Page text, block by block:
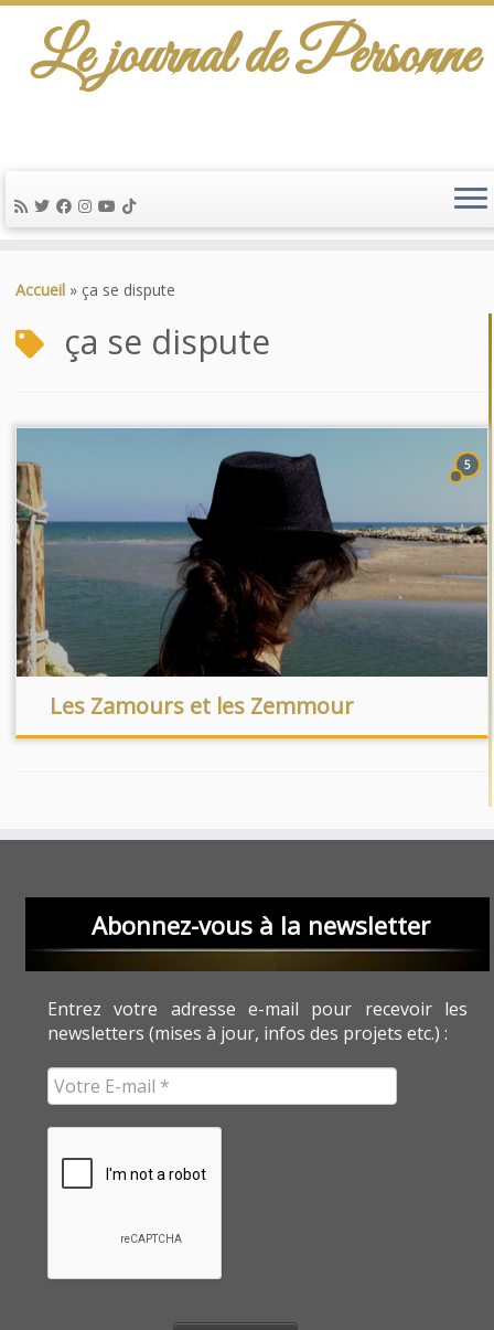
au
Le journal de Personne
Accueil » ça se dispute
ça se dispute
5
Les Zamours et les Zemmour
Abonnez-vous à la newsletter
Entrez votre adresse e-mail pour recevoir les
newsletters (mises à jour, infos des projets etc.) :